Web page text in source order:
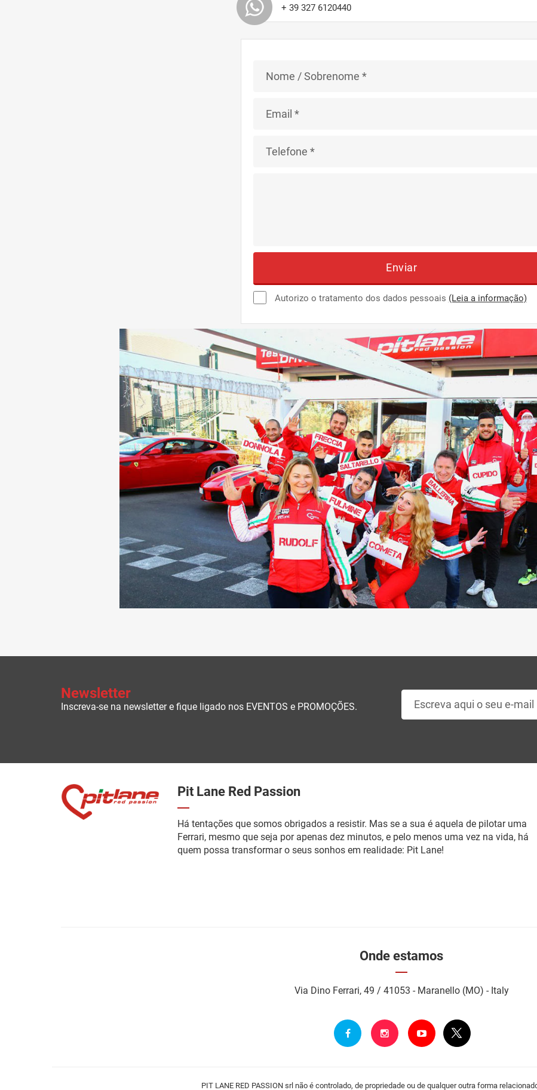
+ 39 327 6120440
Enviar
Autorizo o tratamento dos dados pessoais (Leia a informação)
Newsletter
Inscreva-se na newsletter e fique ligado nos EVENTOS e PROMOÇÕES.
Pit Lane Red Passion
Há tentações que somos obrigados a resistir. Mas se a sua é aquela de pilotar uma
Ferrari, mesmo que seja por apenas dez minutos, e pelo menos uma vez na vida, há
quem possa transformar o seus sonhos em realidade: Pit Lane!
Onde estamos
Via Dino Ferrari, 49 / 41053 - Maranello (MO) - Italy
PIT LANE RED PASSION srl não é controlado, de propriedade ou de qualquer outra forma